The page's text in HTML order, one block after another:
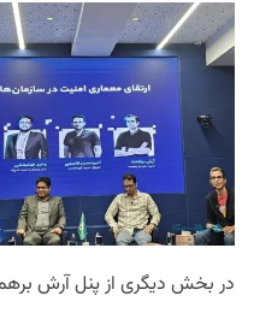
در بخش دیگری از پنل آرش